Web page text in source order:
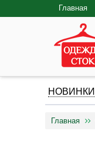
Главная
НОВИНКИ
Главная